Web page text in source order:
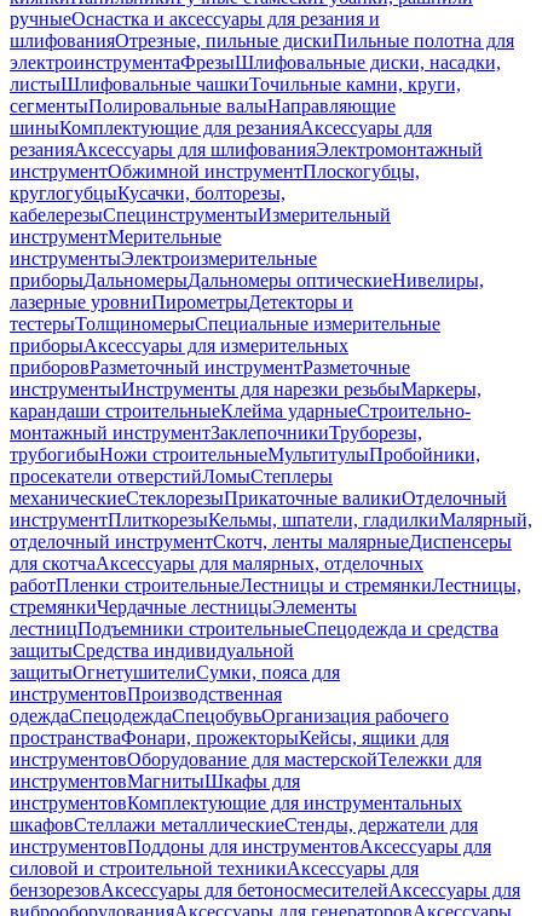
ручныеОснастка и аксессуары для резания и
шлифованияОтрезные, пильные дискиПильные полотна для
электроинструментаФрезыШлифовальные диски, насадки,
листыШлифовальные чашкиТочильные камни, круги,
сегментыПолировальные валыНаправляющие
шиныКомплектующие для резанияАксессуары для
резанияАксессуары для шлифованияЭлектромонтажный
инструментОбжимной инструментПлоскогубцы,
круглогубцыКусачки, болторезы,
кабелерезыСпецинструментыИзмерительный
инструментМерительные
инструментыЭлектроизмерительные
приборыДальномерыДальномеры оптическиеНивелиры,
лазерные уровниПирометрыДетекторы и
тестерыТолщиномерыСпециальные измерительные
приборыАксессуары для измерительных
приборовРазметочный инструментРазметочные
инструментыИнструменты для нарезки резьбыМаркеры,
карандаши строительныеКлейма ударныеСтроительно-
монтажный инструментЗаклепочникиТруборезы,
трубогибыНожи строительныеМультитулыПробойники,
просекатели отверстийЛомыСтеплеры
механическиеСтеклорезыПрикаточные валикиОтделочный
инструментПлиткорезыКельмы, шпатели, гладилкиМалярный,
отделочный инструментСкотч, ленты малярныеДиспенсеры
для скотчаАксессуары для малярных, отделочных
работПленки строительныеЛестницы и стремянкиЛестницы,
стремянкиЧердачные лестницыЭлементы
лестницПодъемники строительныеСпецодежда и средства
защитыСредства индивидуальной
защитыОгнетушителиСумки, пояса для
инструментовПроизводственная
одеждаСпецодеждаСпецобувьОрганизация рабочего
пространстваФонари, прожекторыКейсы, ящики для
инструментовОборудование для мастерскойТележки для
инструментовМагнитыШкафы для
инструментовКомплектующие для инструментальных
шкафовСтеллажи металлическиеСтенды, держатели для
инструментовПоддоны для инструментовАксессуары для
силовой и строительной техникиАксессуары для
бензорезовАксессуары для бетоносмесителейАксессуары для
виброоборудованияАксессуары для генераторовАксессуары